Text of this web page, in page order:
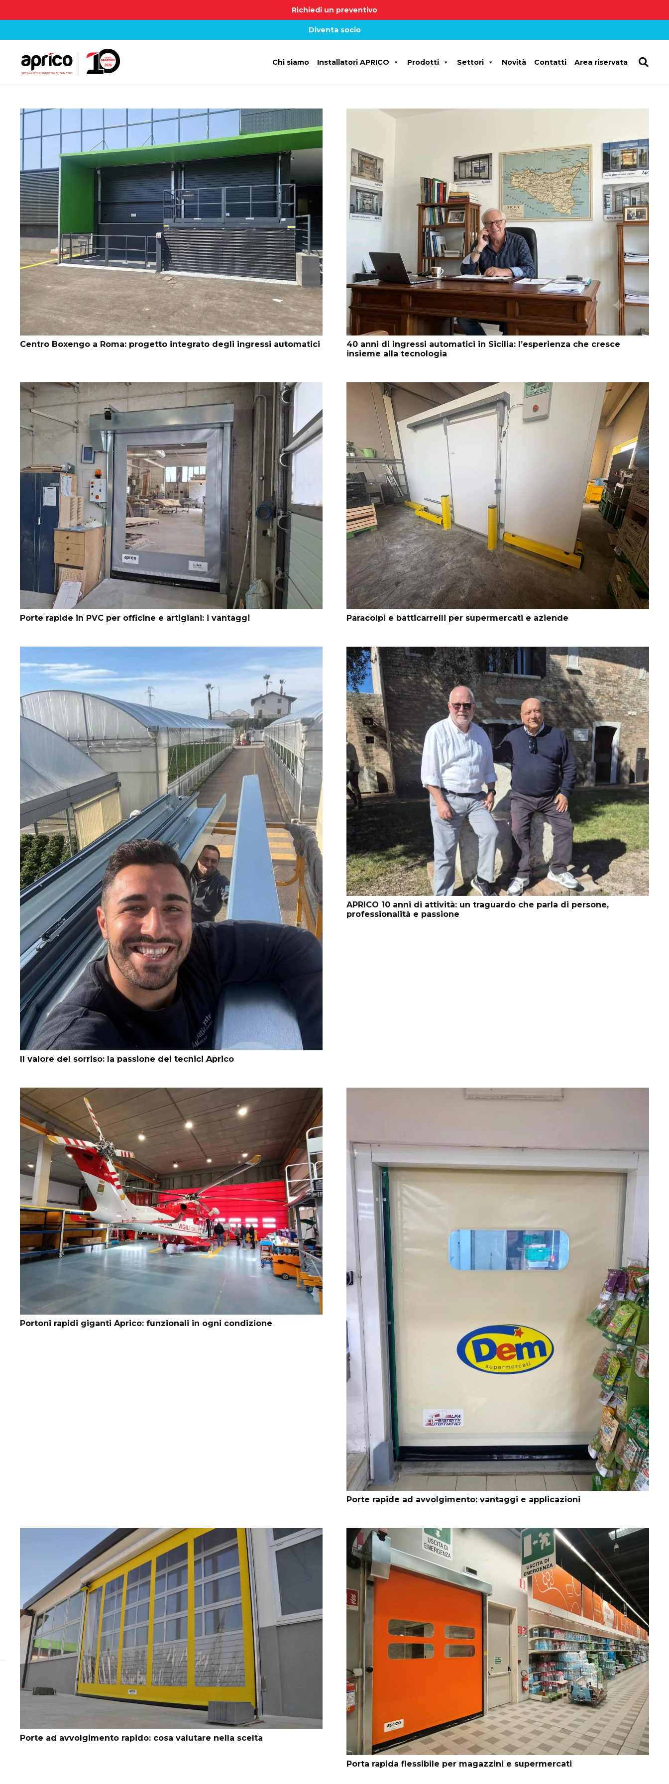
Richiedi un preventivo
Diventa socio
Chi siamo Installatori APRICO Prodotti Settori Novità Contatti Area riservata
Centro Boxengo a Roma: progetto integrato degli ingressi automatici
40 anni di ingressi automatici in Sicilia: l’esperienza che cresce
insieme alla tecnologia
Porte rapide in PVC per officine e artigiani: i vantaggi Paracolpi e batticarrelli per supermercati e aziende
Il valore del sorriso: la passione dei tecnici Aprico
APRICO 10 anni di attività: un traguardo che parla di persone,
professionalità e passione
Portoni rapidi giganti Aprico: funzionali in ogni condizione
Porte rapide ad avvolgimento: vantaggi e applicazioni
Porte ad avvolgimento rapido: cosa valutare nella scelta
Porta rapida flessibile per magazzini e supermercati